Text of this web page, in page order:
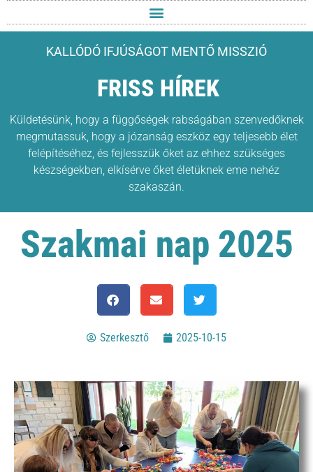
KALLÓDÓ IFJÚSÁGOT MENTŐ MISSZIÓ
FRISS HÍREK
Küldetésünk, hogy a függőségek rabságában szenvedőknek
megmutassuk, hogy a józanság eszköz egy teljesebb élet
felépítéséhez, és fejlesszük őket az ehhez szükséges
készségekben, elkísérve őket életüknek eme nehéz
szakaszán.
Szakmai nap 2025
Szerkesztő 2025-10-15